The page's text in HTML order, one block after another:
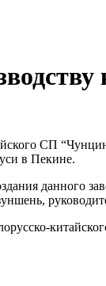
СП
в Пекине.
данного